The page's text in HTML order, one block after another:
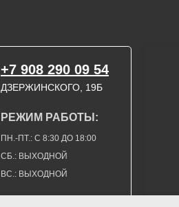
ДЗЕРЖИНСКОГО, 19Б
+7 908 290 09 54
ВС.: ВЫХОДНОЙ
СБ.: ВЫХОДНОЙ
ПН.-ПТ.: С 8:30 ДО 18:00
РЕЖИМ РАБОТЫ: